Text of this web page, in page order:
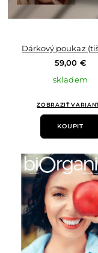
Dárkový poukaz
59,00 €
skladem
ZOBRAZIŤ
KOUPIT